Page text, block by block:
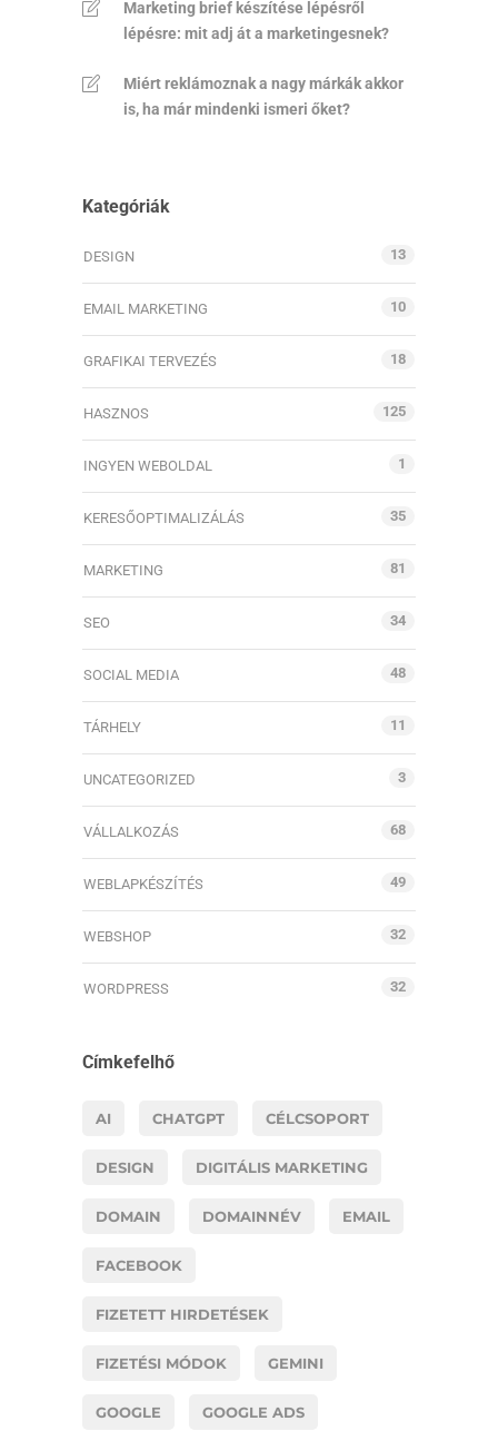
Marketing brief készítése lépésről
lépésre: mit adj át a marketingesnek?
Miért reklámoznak a nagy márkák akkor
is, ha már mindenki ismeri őket?
Kategóriák
DESIGN 13
EMAIL MARKETING 10
GRAFIKAI TERVEZÉS 18
HASZNOS 125
INGYEN WEBOLDAL 1
KERESŐOPTIMALIZÁLÁS 35
MARKETING 81
SEO 34
SOCIAL MEDIA 48
TÁRHELY 11
UNCATEGORIZED 3
VÁLLALKOZÁS 68
WEBLAPKÉSZÍTÉS 49
WEBSHOP 32
WORDPRESS 32
Címkefelhő
AI CHATGPT CÉLCSOPORT
DESIGN DIGITÁLIS MARKETING
DOMAIN DOMAINNÉV EMAIL
FACEBOOK
FIZETETT HIRDETÉSEK
FIZETÉSI MÓDOK GEMINI
GOOGLE GOOGLE ADS